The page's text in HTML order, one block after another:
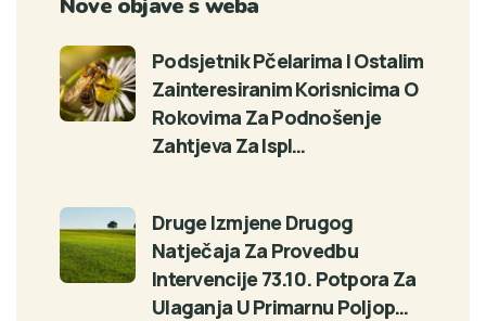
Podsjetnik Pčelarima I Ostalim
Zainteresiranim Korisnicima O
Rokovima Za Podnošenje
Zahtjeva Za Ispl…
Druge Izmjene Drugog
Natječaja Za Provedbu
Intervencije 73.10. Potpora Za
Ulaganja U Primarnu Poljop…